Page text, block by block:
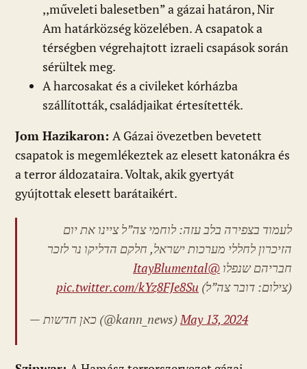
,,műveleti balesetben” a gázai határon, Nir
Am határközség közelében. A csapatok a
térségben végrehajtott izraeli csapások során
sérültek meg.
A harcosakat és a civileket kórházba
szállították, családjaikat értesítették.
Jom Hazikaron: A Gázai övezetben bevetett
csapatok is megemlékeztek az elesett katonákra és
a terror áldozataira. Voltak, akik gyertyát
gyújtottak elesett barátaikért.
לעמוד בצפירה בלב עזה: לוחמי צה”ל ציינו את יום
הזיכרון לחללי מערכות ישראל, חלקם הדליקו נר לזכר
חבריהם שנפלו @ItayBlumental
(צילום: דובר צה”ל) pic.twitter.com/kYz8FJe8Su
— כאן חדשות (@kann_news)May 13, 2024